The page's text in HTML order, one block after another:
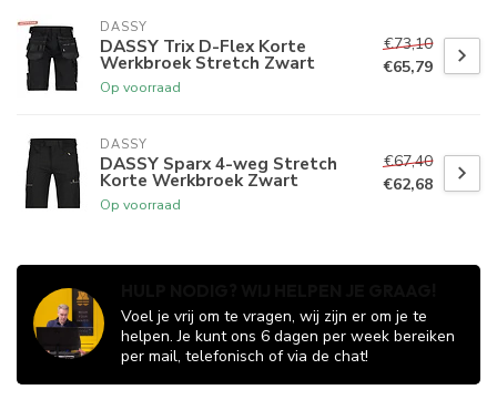
DASSY
DASSY Trix D-Flex Korte
Werkbroek Stretch Zwart
Op voorraad
€73,10
€65,79
DASSY
DASSY Sparx 4-weg Stretch
Korte Werkbroek Zwart
Op voorraad
€67,40
€62,68
Voel je vrij om te vragen, wij zijn er om je te
helpen. Je kunt ons 6 dagen per week bereiken
per mail, telefonisch of via de chat!